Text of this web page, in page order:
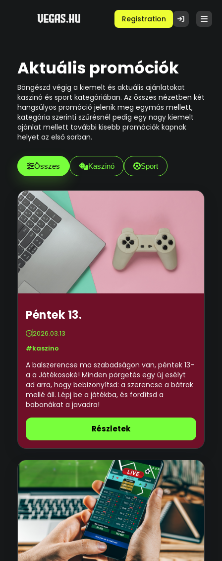
Registration
Aktuális promóciók
Böngészd végig a kiemelt és aktuális ajánlatokat
kaszinó és sport kategóriában. Az összes nézetben két
hangsúlyos promóció jelenik meg egymás mellett,
kategória szerinti szűrésnél pedig egy nagy kiemelt
ajánlat mellett további kisebb promóciók kapnak
helyet az első sorban.
Összes Kaszinó Sport
Péntek 13.
2026.03.13
#kaszino
A balszerencse ma szabadságon van, péntek 13-
a a Játékosoké! Minden pörgetés egy új esélyt
ad arra, hogy bebizonyítsd: a szerencse a bátrak
mellé áll. Lépj be a játékba, és fordítsd a
babonákat a javadra!
Részletek